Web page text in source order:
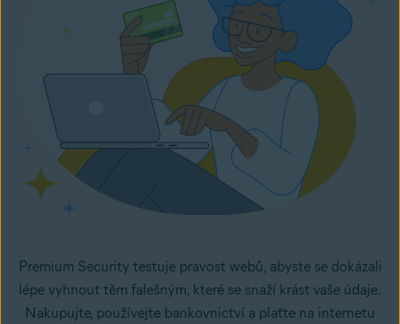
Premium Security testuje pravost webů, abyste se dokázali
lépe vyhnout těm falešným, které se snaží krást vaše údaje.
Nakupujte, používejte bankovnictví a plaťte na internetu